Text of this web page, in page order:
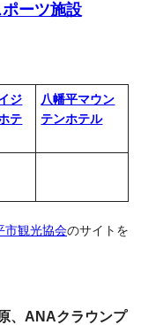
ーツ施設
ジ
テ
八幡平マウン
テンホテル
市観光協会のサイトを
、 ANAクラウンプ